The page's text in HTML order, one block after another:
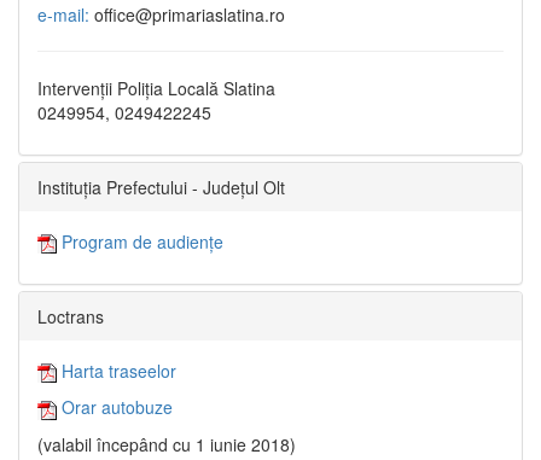
e-mail: office@primariaslatina.ro
Intervenții Poliția Locală Slatina
0249954, 0249422245
Instituția Prefectului - Județul Olt
Program de audiențe
Loctrans
Harta traseelor
Orar autobuze
(valabil începând cu 1 iunie 2018)